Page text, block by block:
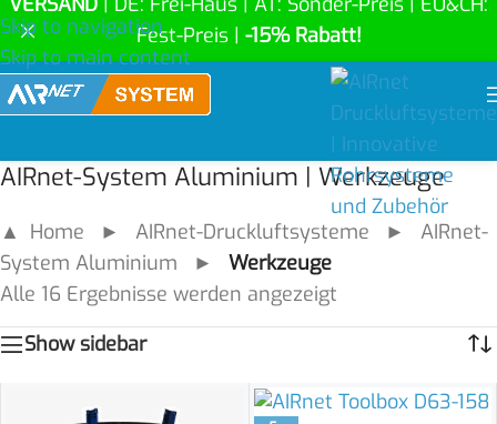
Skip to navigation
Skip to main content
Fest-Preis | -15% Rabatt!
AIRnet-System Aluminium | Werkzeuge
▲ Home ► AIRnet-Druckluftsysteme ► AIRnet-
System Aluminium ► Werkzeuge
Alle 16 Ergebnisse werden angezeigt
Show sidebar